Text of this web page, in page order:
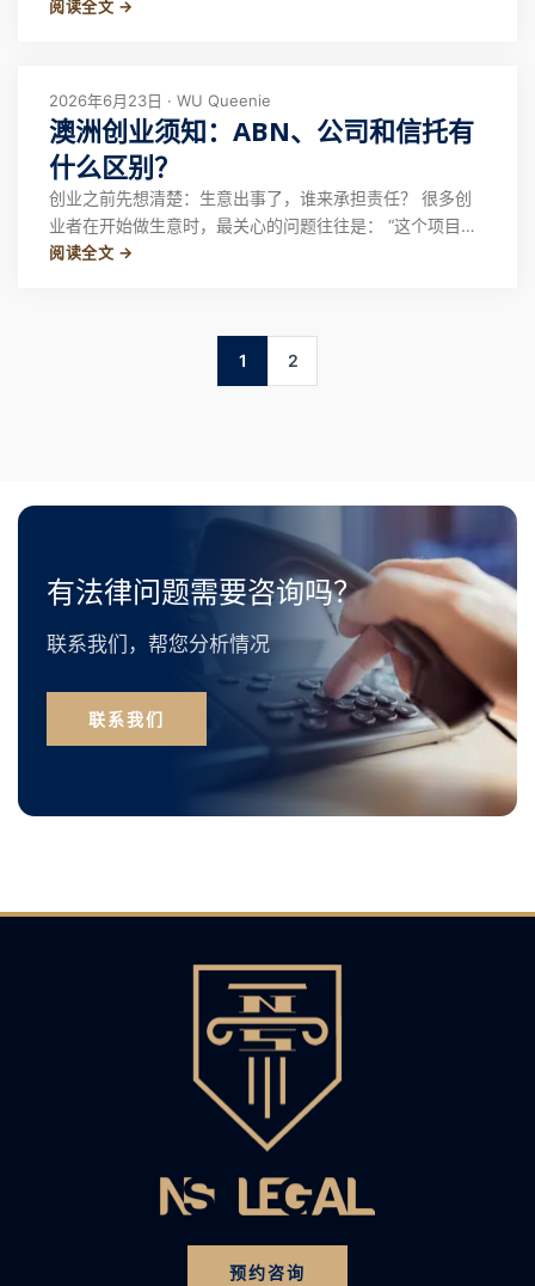
纷、合同问题、房屋维修争议甚至租房诈骗而寻求法律帮助
上，澳洲拥有较为完善的租赁法律体系，租客并非
阅读全文 →
2026年6月23日 · WU Queenie
澳洲创业须知：ABN、公司和信托有
什么区别？
创业之前先想清楚：生意出事了，谁来承担责任？ 很多创
业者在开始做生意时，最关心的问题往往是： “这个项目能
赚多少钱？”“多久可以回本？”“要不要注册ABN？” 但从商业
纠纷、债务、索赔甚至法律诉讼
阅读全文 →
1 2
有法律问题需要咨询吗？
联系我们，帮您分析情况
联系我们
预约咨询